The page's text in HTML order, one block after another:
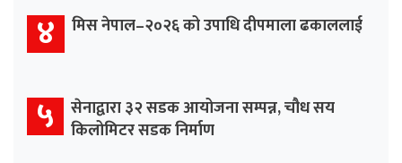
४ मिस नेपाल–२०२६ को उपाधि दीपमाला ढकाललाई
५ सेनाद्वारा ३२ सडक आयोजना सम्पन्न, चौध सय
किलोमिटर सडक निर्माण